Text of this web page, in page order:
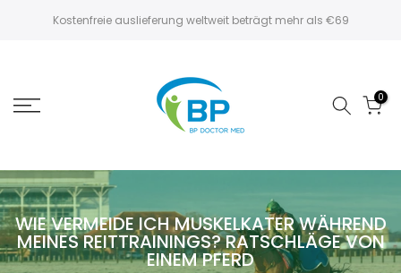
Kostenfreie auslieferung weltweit beträgt mehr als €69
0
WIE VERMEIDE ICH MUSKELKATER WÄHREND
MEINES REITTRAININGS? RATSCHLÄGE VON
EINEM PFERD